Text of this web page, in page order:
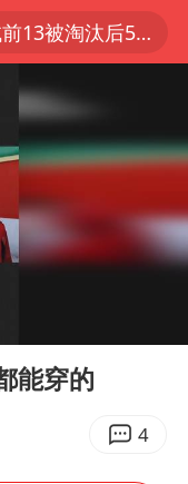
佛山通报笔试前13被淘汰后5名进体检
涨
台风“白海豚”体型变大！环流面积接近13个浙江那么大
茶”又爆单了
河南撤回“领导带薪错峰休假”通知
能穿的
4